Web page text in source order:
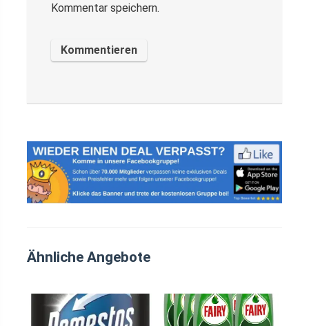
Kommentar speichern.
Ähnliche Angebote